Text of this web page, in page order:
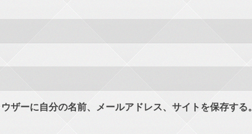
ザーに自分の名前、メールアドレス、サイトを保存する。